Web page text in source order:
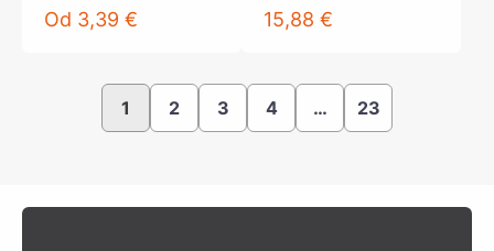
Od 3,39 € 15,88 €
1 2 3 4 … 23